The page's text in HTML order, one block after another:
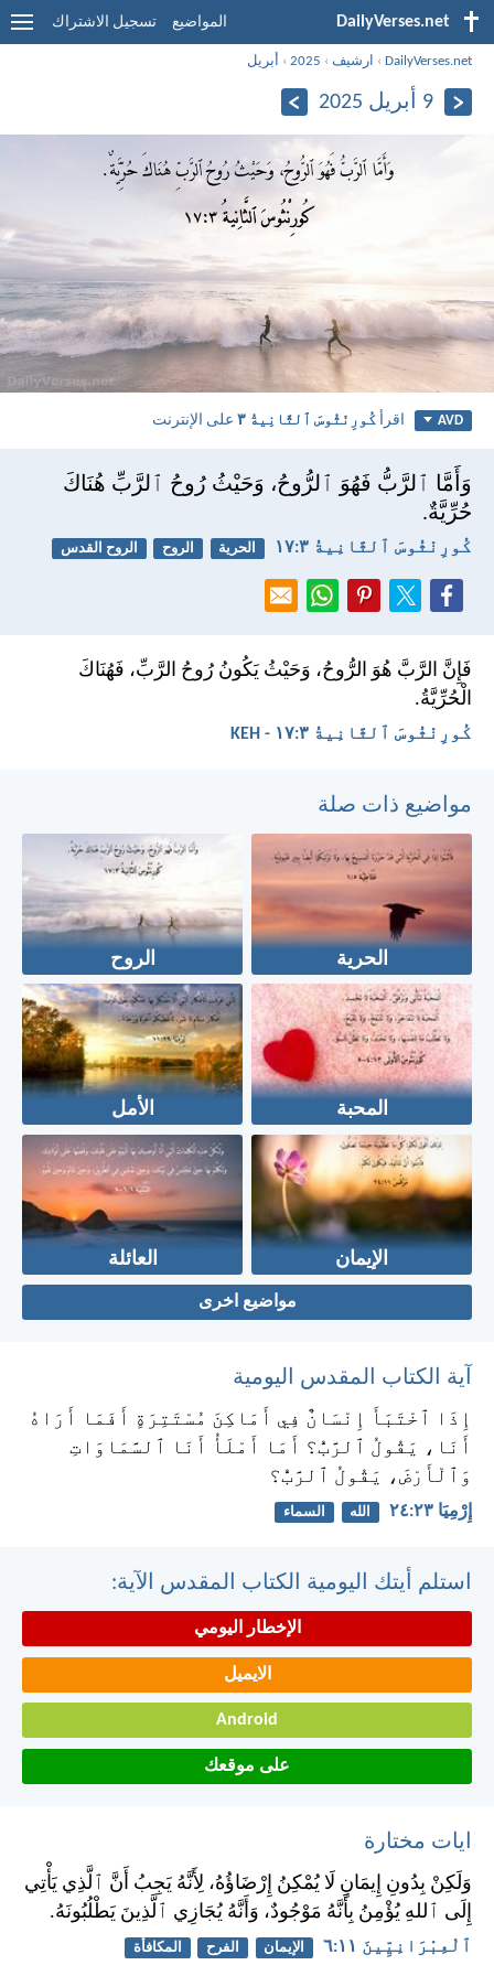
DailyVerses.net المواضيع تسجيل الاشتراك
DailyVerses.net
› ارشيف ›
2025
› أبريل
9 أبريل 2025
AVD اقرأكُورِنْثُوسَ ٱلثَّانِيةُ ٣ على الإنترنت
وَأَمَّا ٱلرَّبُّ فَهُوَ ٱلرُّوحُ، وَحَيْثُ رُوحُ ٱلرَّبِّ هُنَاكَ
حُرِّيَّةٌ.
كُورِنْثُوسَ ٱلثَّانِيةُ ٣:‏١٧ الحرية الروح الروح القدس
فَإِنَّ الرَّبَّ هُوَ الرُّوحُ، وَحَيْثُ يَكُونُ رُوحُ الرَّبِّ، فَهُنَاكَ
الْحُرِّيَّةُ.
كُورِنْثُوسَ ٱلثَّانِيةُ ٣:‏١٧ - KEH
مواضيع ذات صلة
الحرية الروح
المحبة الأمل
الإيمان العائلة
مواضيع اخرى
آية الكتاب المقدس اليومية
إِذَا ٱخْتَبَأَ إِنْسَانٌ فِي أَمَاكِنَ مُسْتَتِرَةٍ أَفَمَا أَرَاهُ
أَنَا، يَقُولُ ٱلرَّبُّ؟ أَمَا أَمْلَأُ أَنَا ٱلسَّمَاوَاتِ
وَٱلْأَرْضَ، يَقُولُ ٱلرَّبُّ؟
إِرْمِيَا ٢٣:‏٢٤ الله السماء
استلم أيتك اليومية الكتاب المقدس الآية:
الإخطار اليومي
الايميل
Android
على موقعك
ايات مختارة
وَلَكِنْ بِدُونِ إِيمَانٍ لَا يُمْكِنُ إِرْضَاؤُهُ، لِأَنَّهُ يَجِبُ أَنَّ ٱلَّذِي يَأْتِي
إِلَى ٱللهِ يُؤْمِنُ بِأَنَّهُ مَوْجُودٌ، وَأَنَّهُ يُجَازِي ٱلَّذِينَ يَطْلُبُونَهُ.
ٱلْعِبْرَانِيِّينَ ١١:‏٦ الإيمان الفرح المكافأة